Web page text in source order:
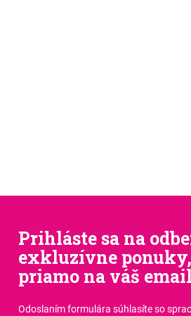
Prihláste sa na
exkluzívne
priamo na váš
Odoslaním formulára súhlasíteso